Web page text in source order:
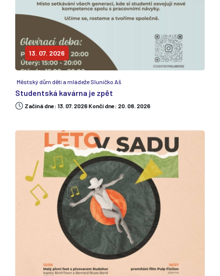
13. 07. 2026
Městský dům dětí a mládeže Sluníčko Aš
Studentská kavárna je zpět
Začiná dne: 13. 07. 2026 Končí dne: 20. 08. 2026